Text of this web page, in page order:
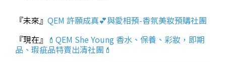
『未來』 QEM 許願成真💕與愛相預-香氛美妝預購社團
『現在』 💄QEM She Young 香水、保養、彩妝，即期
品、瑕疵品特賣出清社團💄